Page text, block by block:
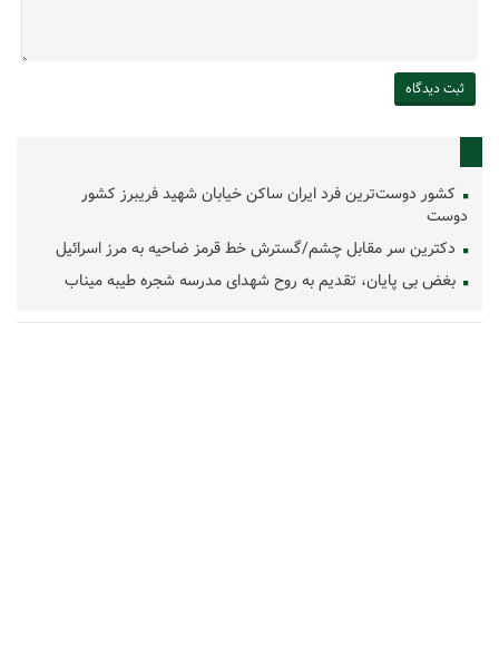
کشور دوست‌ترین فرد ایران ساکن خیابان شهید فریبرز کشور
دوست
دکترین سر مقابل چشم/گسترش خط قرمز ضاحیه به مرز اسرائیل
بغض بی پایان، تقدیم به روح شهدای مدرسه شجره طیبه میناب